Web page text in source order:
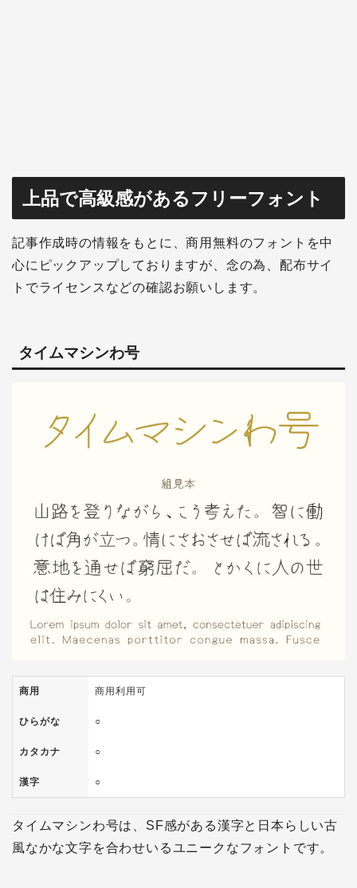
上品で高級感があるフリーフォント
記事作成時の情報をもとに、商用無料のフォントを中
心にピックアップしておりますが、念の為、配布サイ
トでライセンスなどの確認お願いします。
タイムマシンわ号
商用 商用利用可
ひらがな ○
カタカナ ○
漢字 ○
タイムマシンわ号は、SF感がある漢字と日本らしい古
風なかな文字を合わせいるユニークなフォントです。